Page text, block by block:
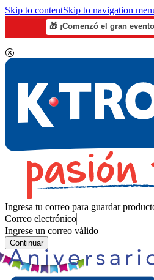
Skip to contentSkip to navigation
🎁 ¡Comenzó el gran
Ingresa tu correo para guardar
Correo electrónico
Ingrese un correo válido
Continuar